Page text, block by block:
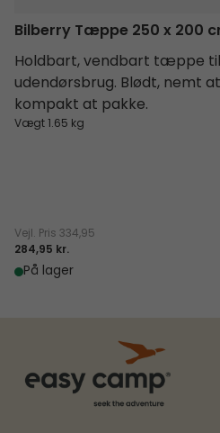
Bilberry Tæppe 250 x 200
Holdbart, vendbart tæppe
udendørsbrug. Blødt, nemt
kompakt at pakke.
Vægt 1.65 kg
Vejl. Pris 334,95
284,95 kr.
På lager